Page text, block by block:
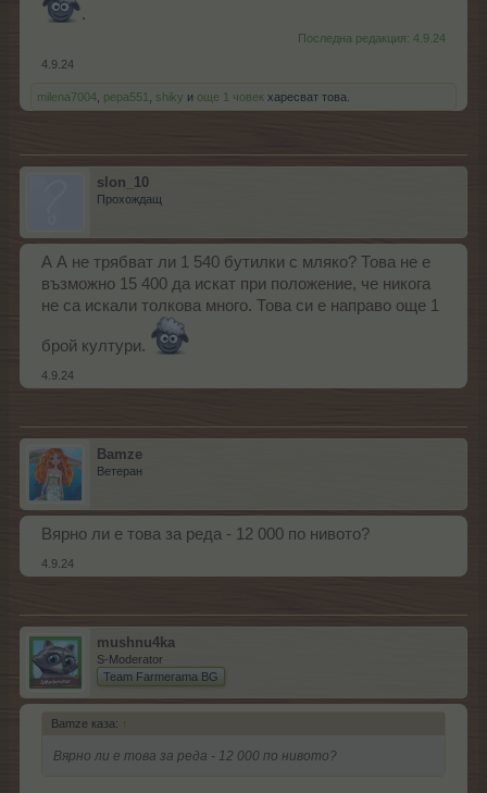
.
Последна редакция: 4.9.24
4.9.24
milena7004 pepa551 shiky и още 1 човек харесват това.
slon_10
Прохождащ
А А не трябват ли 1 540 бутилки с мляко? Това не е
възможно 15 400 да искат при положение, че никога
не са искали толкова много. Това си е направо още 1
брой култури.
4.9.24
Bamze
Ветеран
Вярно ли е това за реда - 12 000 по нивото?
4.9.24
mushnu4ka
S-Moderator
Team Farmerama BG
Bamze каза: ↑
Вярно ли е това за реда - 12 000 по нивото?